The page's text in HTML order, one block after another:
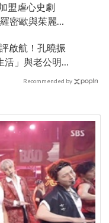
盟虐心史劇
密歐與茱麗
啟航！孔曉振
」與老公明追
Recommended by